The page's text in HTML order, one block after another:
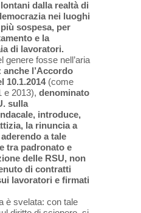
dalla realtà di
nei luoghi
sospesa, per
e la
di lavoratori.
genere fosse nell’aria
anche l’Accordo
10.1.2014(come
e 2013), denominato
sulla
introduce,
la rinuncia a
a tale
tra padronato e
delle RSU, non
di contratti
lavoratori e firmati
è svelata: con tale